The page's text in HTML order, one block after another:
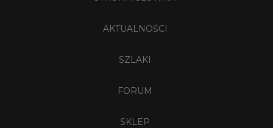
AKTUALNOŚCI
SZLAKI
FORUM
SKLEP